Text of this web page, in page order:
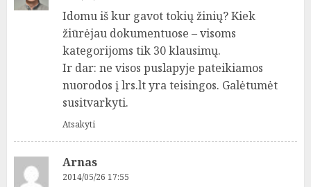
Idomu iš kur gavot tokių žinių? Kiek
žiūrėjau dokumentuose – visoms
kategorijoms tik 30 klausimų.
Ir dar: ne visos puslapyje pateikiamos
nuorodos į lrs.lt yra teisingos. Galėtumėt
susitvarkyti.
Atsakyti
Arnas
2014/05/26 17:55